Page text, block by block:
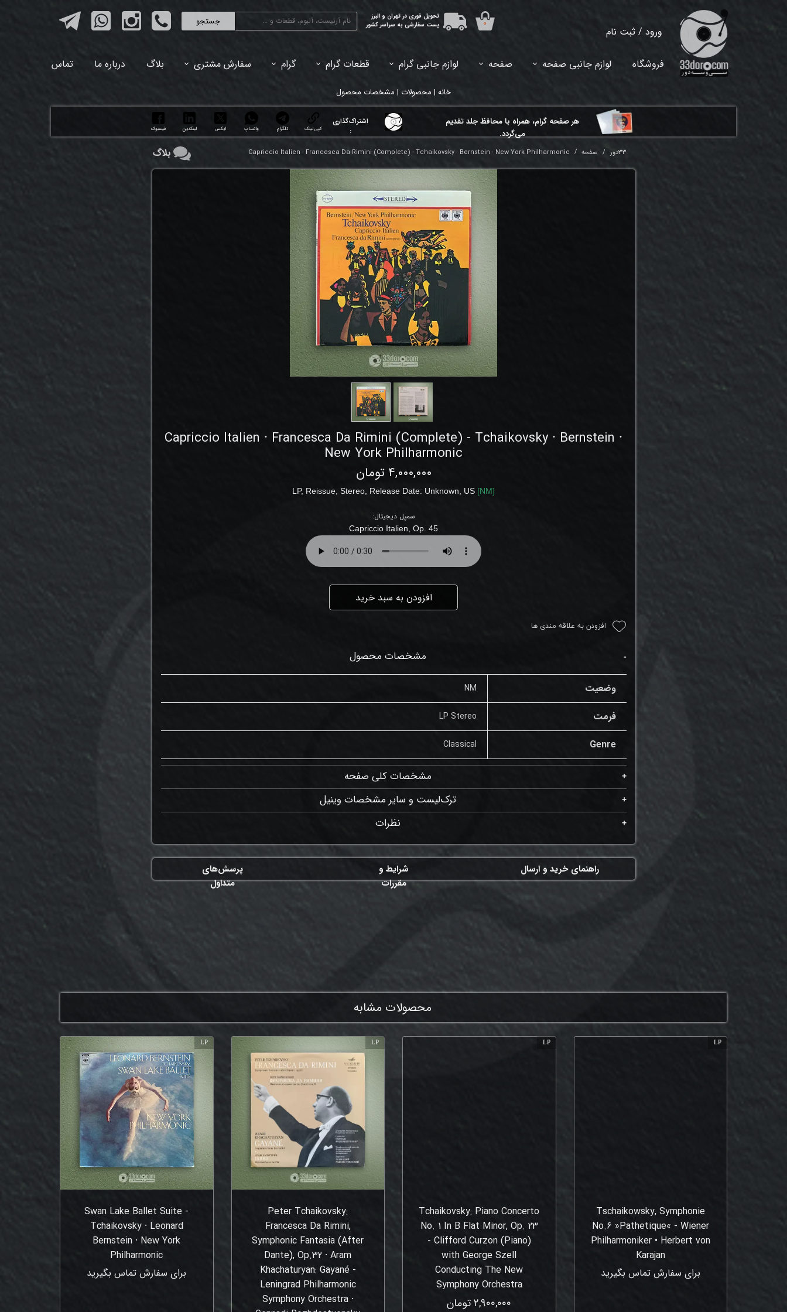
جستجو
ورود / ثبت نام
خروج از حساب کاربری
تحویل فوری در تهران و البرز
پست سفارشی به سراسر کشور
۰
فروشگاه لوازم جانبی صفحه صفحه لوازم جانبی گرام قطعات گرام گرام سفارش مشتری بلاگ درباره ما تماس
خانه | محصولات | مشخصات محصول
هر ​صفحه گرام، همراه با محافظ جلد تقدیم
می‌گردد.
اشتراک‌گذاری
:
کپی لینک تلگرام واتساپ ایکس لینکدین فیسبوک
33دور صفحه Capriccio Italien ⸱ Francesca Da Rimini (Complete) - Tchaikovsky ⸱ Bernstein ⸱ New York Philharmonic
Capriccio Italien ⸱ Francesca Da Rimini (Complete) - Tchaikovsky ⸱ Bernstein ⸱
New York Philharmonic
۴,۰۰۰,۰۰۰ تومان
LP, Reissue, Stereo, Release Date: Unknown US [NM]
سمپل دیجیتال:
Capriccio Italien, Op. 45
افزودن به سبد خرید
افزودن به علاقه مندی ها
مشخصات محصول
وضعیت NM
فرمت LP Stereo
Genre
Classical
مشخصات کلی صفحه
ترک‌لیست و سایر مشخصات وینیل
نظرات
بلاگ
شرایط و
مقررات
راهنمای خرید و ارسال
پرسش‌های
متداول
محصولات مشابه
Tschaikowsky, Symphonie
No.6 »Pathetique« - Wiener
Philharmoniker • Herbert von
Karajan
برای سفارش تماس بگیرید
LP
Tchaikovsky: Piano Concerto
No. 1 In B Flat Minor, Op. 23
- Clifford Curzon (Piano)
with George Szell
Conducting The New
Symphony Orchestra
۲,۹۰۰,۰۰۰ تومان
LP
Peter Tchaikovsky:
Francesca Da Rimini,
Symphonic Fantasia (After
Dante), Op.32 ⸱ Aram
Khachaturyan: Gayané -
Leningrad Philharmonic
Symphony Orchestra ⸱
LP
Swan Lake Ballet Suite -
Tchaikovsky ⸱ Leonard
Bernstein ⸱ New York
Philharmonic
برای سفارش تماس بگیرید
LP